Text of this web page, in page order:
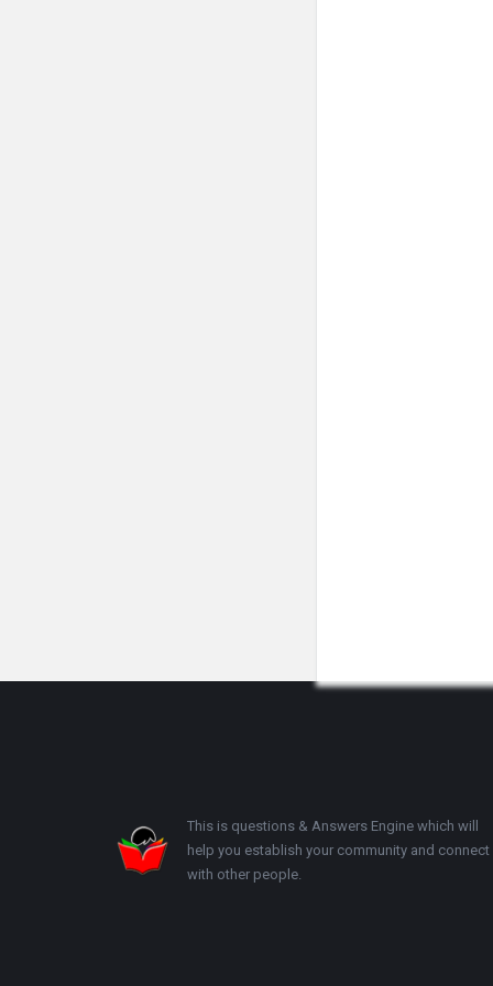
This is questions & Answers Engine which will
help you establish your community and connect
with other people.